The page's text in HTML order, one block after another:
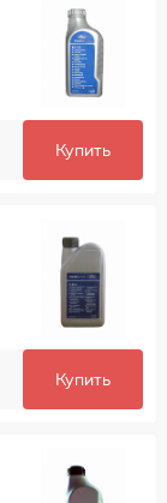
Купить
Купить